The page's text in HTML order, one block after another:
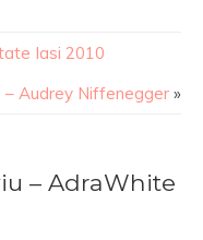
Iasi 2010
Audrey Niffenegger »
– AdraWhite